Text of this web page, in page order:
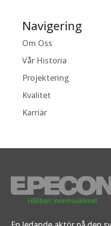
Navigering
Om Oss
Vår Historia
Projektering
Kvalitet
Karriär